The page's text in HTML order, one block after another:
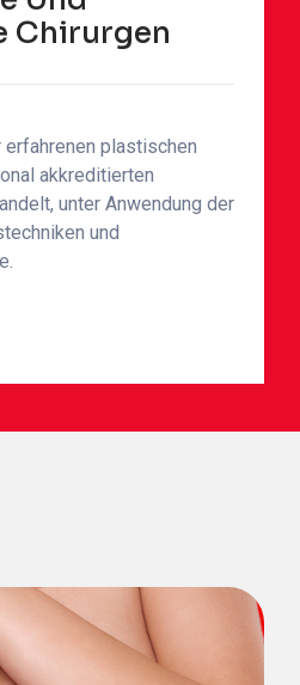
Chirurgen
plastischen
akkreditierten
unter Anwendung der
und